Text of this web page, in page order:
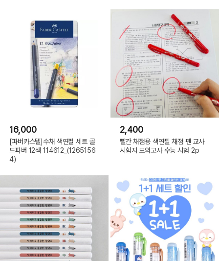
16,000
[파버카스텔]수채 색연필 세트 골
드파버 12색 114612_(1265156
4)
2,400
빨간 채점용 색연필 채점 펜 교사
시험지 모의고사 수능 시험 2p